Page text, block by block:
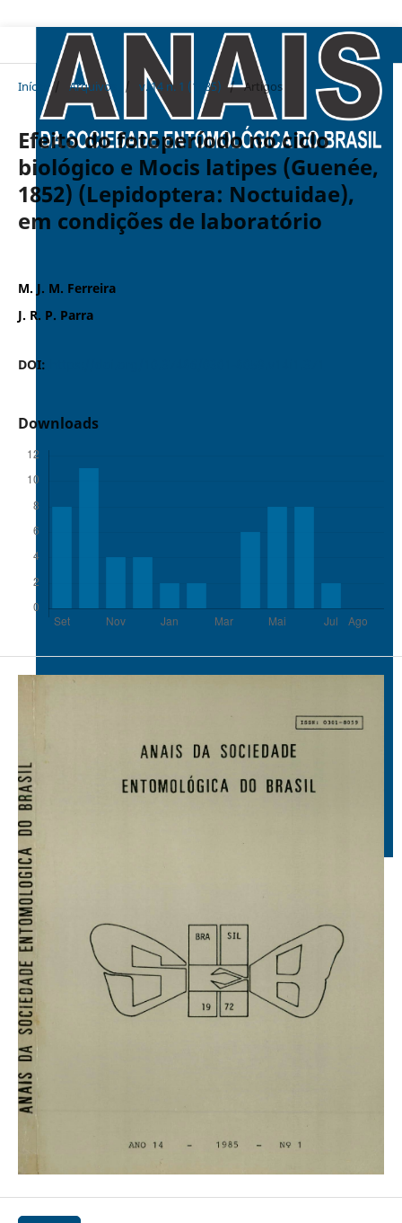
Início / Arquivos / v. 14 n. 1 (1985) / Artigos
Efeito do fotoperíodo no ciclo
biológico e Mocis latipes (Guenée,
1852) (Lepidoptera: Noctuidae),
em condições de laboratório
M. J. M. Ferreira
J. R. P. Parra
DOI:
Downloads